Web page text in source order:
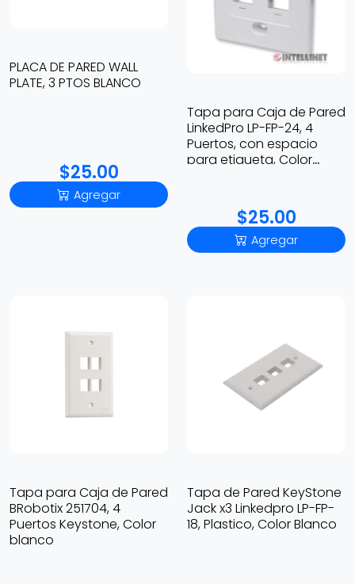
PLACA DE PARED WALL
PLATE, 3 PTOS BLANCO
$25.00
Agregar
Tapa para Caja de Pared
LinkedPro LP-FP-24, 4
Puertos, con espacio
para etiqueta, Color
$25.00
Agregar
Tapa para Caja de Pared
BRobotix 251704, 4
Puertos Keystone, Color
blanco
Tapa de Pared KeyStone
Jack x3 Linkedpro LP-FP-
18, Plastico, Color Blanco